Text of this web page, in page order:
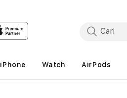
iPhone Watch AirPods